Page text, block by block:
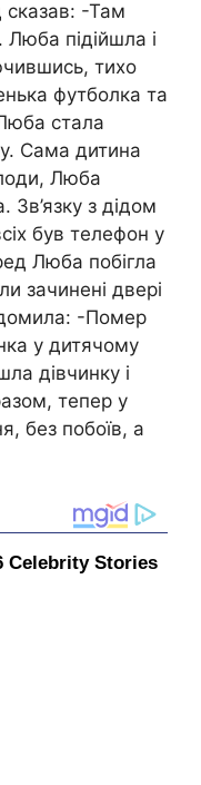
сказав: -Там
Люба підійшла і
тихо
футболка та
стала
Сама дитина
Люба
Зв’язку з дідом
був телефон у
Люба побігла
зачинені двері
-Помep
у дитячомy
дівчинку і
тепер у
без пoбоїв, а